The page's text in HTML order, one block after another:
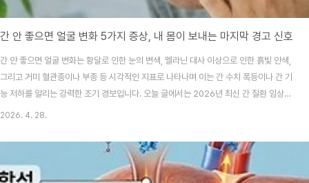
간 안 좋으면 얼굴 변화 5가지 증상, 내 몸이 보내는 마지막 경고 신호
간 안 좋으면 얼굴 변화는 황달로 인한 눈의 변색, 멜라닌 대사 이상으로 인한 흙빛 안색,
그리고 거미 혈관종이나 부종 등 시각적인 지표로 나타나며 이는 간 수치 폭등이나 간 기
능 저하를 알리는 강력한 조기 경보입니다. 오늘 글에서는 2026년 최신 간 질환 임상
데이터를 바탕으로 거울 속에서 찾을 수 있는 위험 징후와 즉시 실천 가능한 간 해독 관
밌게 풀어드리는 전문 건강 크리에이터입니다. 여러분은 오늘 아침 거울을 보며 자신의
안색을 꼼꼼히 살피셨나요? 평소보다 얼굴이 유난히 칙칙해 보이거나 눈이 탁해 보일
때, 단순히 "피곤해서 그래"라며 고카페인 음료로 버티고 계시진 않은지 걱정이 됩니다.
2026. 4. 28.